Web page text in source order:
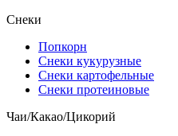
Снеки
Попкорн
Снеки кукурузные
Снеки картофельные
Снеки протеиновые
Чаи/Какао/Цикорий